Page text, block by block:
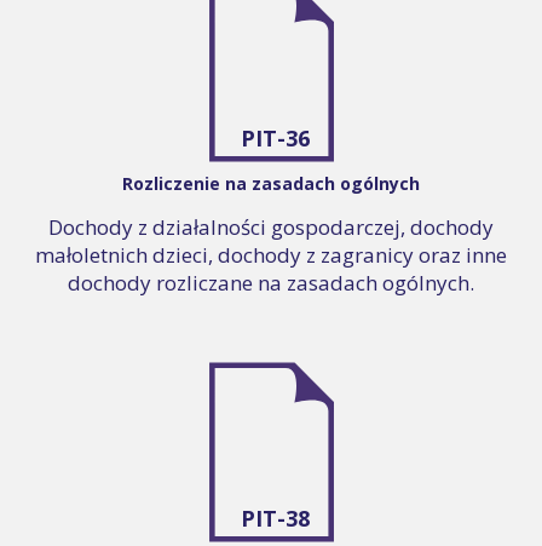
PIT-36
Rozliczenie na zasadach ogólnych
Dochody z działalności gospodarczej, dochody
małoletnich dzieci, dochody z zagranicy oraz inne
dochody rozliczane na zasadach ogólnych.
PIT-38